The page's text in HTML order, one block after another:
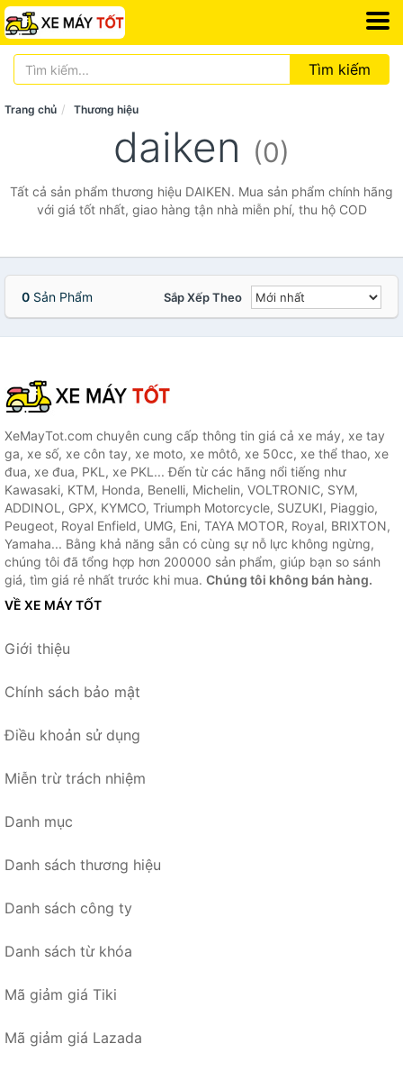
Tìm kiếm
Trang chủ Thương hiệu
daiken (0)
Tất cả sản phẩm thương hiệu DAIKEN. Mua sản phẩm chính hãng
với giá tốt nhất, giao hàng tận nhà miễn phí, thu hộ COD
0 Sản Phẩm Sắp Xếp Theo
XeMayTot.com chuyên cung cấp thông tin giá cả xe máy, xe tay
ga, xe số, xe côn tay, xe moto, xe môtô, xe 50cc, xe thể thao, xe
đua, xe đua, PKL, xe PKL... Đến từ các hãng nổi tiếng như
Kawasaki, KTM, Honda, Benelli, Michelin, VOLTRONIC, SYM,
ADDINOL, GPX, KYMCO, Triumph Motorcycle, SUZUKI, Piaggio,
Peugeot, Royal Enfield, UMG, Eni, TAYA MOTOR, Royal, BRIXTON,
Yamaha... Bằng khả năng sẵn có cùng sự nỗ lực không ngừng,
chúng tôi đã tổng hợp hơn 200000 sản phẩm, giúp bạn so sánh
giá, tìm giá rẻ nhất trước khi mua. Chúng tôi không bán hàng.
VỀ XE MÁY TỐT
Giới thiệu
Chính sách bảo mật
Điều khoản sử dụng
Miễn trừ trách nhiệm
Danh mục
Danh sách thương hiệu
Danh sách công ty
Danh sách từ khóa
Mã giảm giá Tiki
Mã giảm giá Lazada